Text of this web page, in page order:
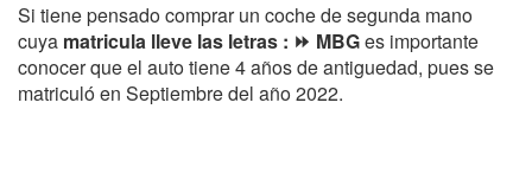
Si tiene pensado comprar un coche de segunda mano
cuya matricula lleve las letras : ⏩ MBGes importante
conocer que el auto tiene 4 años de antiguedad, pues se
matriculó en Septiembre del año 2022.